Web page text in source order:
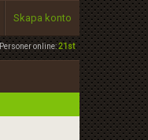
Personer online:21st
Skapa konto